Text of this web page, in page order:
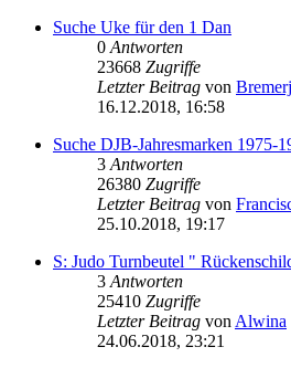
Suche Uke für den 1 Dan
0 Antworten
23668 Zugriffe
Letzter Beitrag von
16.12.2018, 16:58
Suche DJB-Jahresmarken 1975-
3 Antworten
26380 Zugriffe
Letzter Beitrag von
25.10.2018, 19:17
S: Judo Turnbeutel "
3 Antworten
25410 Zugriffe
Letzter Beitrag von Alwina
24.06.2018, 23:21